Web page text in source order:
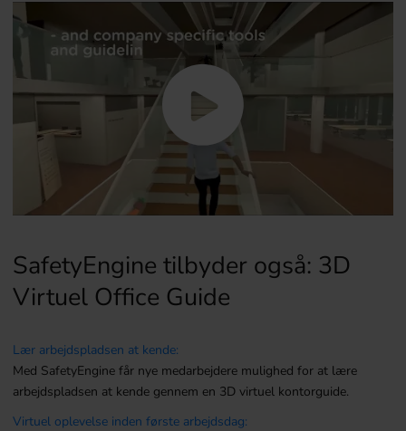
SafetyEngine tilbyder også: 3D
Virtuel Office Guide
Lær arbejdspladsen at kende:
Med SafetyEngine får nye medarbejdere mulighed for at lære
arbejdspladsen at kende gennem en 3D virtuel kontorguide.
Virtuel oplevelse inden første arbejdsdag: